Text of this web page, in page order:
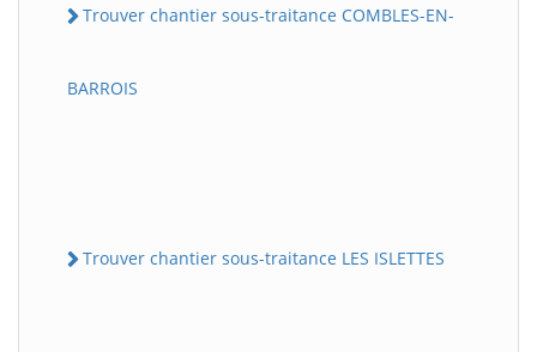
Trouver chantier sous-traitance COMBLES-EN-
BARROIS
Trouver chantier sous-traitance LES ISLETTES